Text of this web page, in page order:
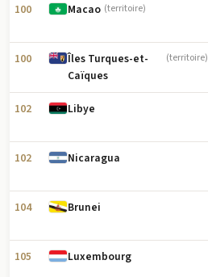
100 Macao (territoire)
100
Îles Turques-et-
Caïques
(territoire)
102 Libye
102 Nicaragua
104 Brunei
105 Luxembourg